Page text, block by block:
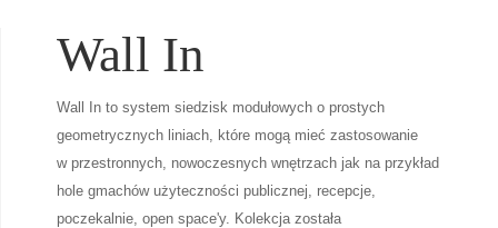
Wall In
Wall In to system siedzisk modułowych o prostych
geometrycznych liniach, które mogą mieć zastosowanie
w przestronnych, nowoczesnych wnętrzach jak na przykład
hole gmachów użyteczności publicznej, recepcje,
poczekalnie, open space'y. Kolekcja została